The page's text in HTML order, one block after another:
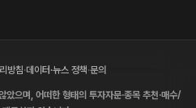
방침·데이터·뉴스 정책·문의
으며, 어떠한 형태의 투자자문·종목 추천·매수/